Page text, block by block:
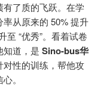
了质的飞跃。在学
从原来的 50% 提升
至 “优秀”。看着试卷
知道，是 Sino-bus华
性的训练，帮他攻
。